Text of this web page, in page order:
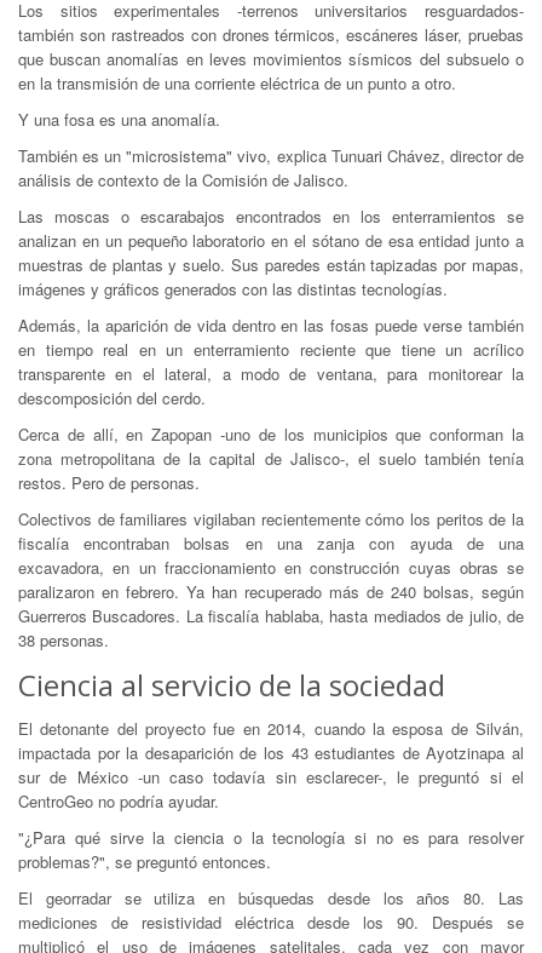
Los sitios experimentales -terrenos universitarios resguardados-
también son rastreados con drones térmicos, escáneres láser, pruebas
que buscan anomalías en leves movimientos sísmicos del subsuelo o
en la transmisión de una corriente eléctrica de un punto a otro.
Y una fosa es una anomalía.
También es un "microsistema" vivo, explica Tunuari Chávez, director de
análisis de contexto de la Comisión de Jalisco.
Las moscas o escarabajos encontrados en los enterramientos se
analizan en un pequeño laboratorio en el sótano de esa entidad junto a
muestras de plantas y suelo. Sus paredes están tapizadas por mapas,
imágenes y gráficos generados con las distintas tecnologías.
Además, la aparición de vida dentro en las fosas puede verse también
en tiempo real en un enterramiento reciente que tiene un acrílico
transparente en el lateral, a modo de ventana, para monitorear la
descomposición del cerdo.
Cerca de allí, en Zapopan -uno de los municipios que conforman la
zona metropolitana de la capital de Jalisco-, el suelo también tenía
restos. Pero de personas.
Colectivos de familiares vigilaban recientemente cómo los peritos de la
fiscalía encontraban bolsas en una zanja con ayuda de una
excavadora, en un fraccionamiento en construcción cuyas obras se
paralizaron en febrero. Ya han recuperado más de 240 bolsas, según
Guerreros Buscadores. La fiscalía hablaba, hasta mediados de julio, de
38 personas.
Ciencia al servicio de la sociedad
El detonante del proyecto fue en 2014, cuando la esposa de Silván,
impactada por la desaparición de los 43 estudiantes de Ayotzinapa al
sur de México -un caso todavía sin esclarecer-, le preguntó si el
CentroGeo no podría ayudar.
"¿Para qué sirve la ciencia o la tecnología si no es para resolver
problemas?", se preguntó entonces.
El georradar se utiliza en búsquedas desde los años 80. Las
mediciones de resistividad eléctrica desde los 90. Después se
multiplicó el uso de imágenes satelitales, cada vez con mayor